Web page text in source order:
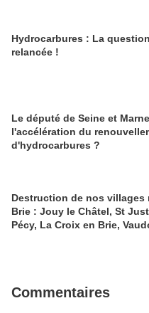
Hydrocarbures : La
relancée !
Le député de Seine et
l'accélération du
d'hydrocarbures ?
Destruction de nos villages
Brie : Jouy le Châtel, St
Pécy, La Croix en Brie,
Commentaires